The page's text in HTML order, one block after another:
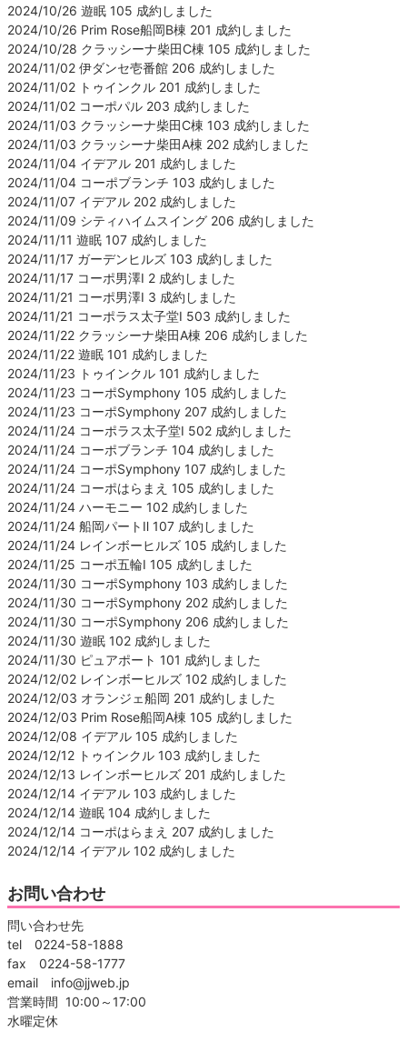
2024/10/26 遊眠 105 成約しました
2024/10/26 Prim Rose船岡B棟 201 成約しました
2024/10/28 クラッシーナ柴田C棟 105 成約しました
2024/11/02 伊ダンセ壱番館 206 成約しました
2024/11/02 トゥインクル 201 成約しました
2024/11/02 コーポパル 203 成約しました
2024/11/03 クラッシーナ柴田C棟 103 成約しました
2024/11/03 クラッシーナ柴田A棟 202 成約しました
2024/11/04 イデアル 201 成約しました
2024/11/04 コーポブランチ 103 成約しました
2024/11/07 イデアル 202 成約しました
2024/11/09 シティハイムスイング 206 成約しました
2024/11/11 遊眠 107 成約しました
2024/11/17 ガーデンヒルズ 103 成約しました
2024/11/17 コーポ男澤Ⅰ 2 成約しました
2024/11/21 コーポ男澤Ⅰ 3 成約しました
2024/11/21 コーポラス太子堂Ⅰ 503 成約しました
2024/11/22 クラッシーナ柴田A棟 206 成約しました
2024/11/22 遊眠 101 成約しました
2024/11/23 トゥインクル 101 成約しました
2024/11/23 コーポSymphony 105 成約しました
2024/11/23 コーポSymphony 207 成約しました
2024/11/24 コーポラス太子堂Ⅰ 502 成約しました
2024/11/24 コーポブランチ 104 成約しました
2024/11/24 コーポSymphony 107 成約しました
2024/11/24 コーポはらまえ 105 成約しました
2024/11/24 ハーモニー 102 成約しました
2024/11/24 船岡パートⅡ 107 成約しました
2024/11/24 レインボーヒルズ 105 成約しました
2024/11/25 コーポ五輪Ⅰ 105 成約しました
2024/11/30 コーポSymphony 103 成約しました
2024/11/30 コーポSymphony 202 成約しました
2024/11/30 コーポSymphony 206 成約しました
2024/11/30 遊眠 102 成約しました
2024/11/30 ピュアポート 101 成約しました
2024/12/02 レインボーヒルズ 102 成約しました
2024/12/03 オランジェ船岡 201 成約しました
2024/12/03 Prim Rose船岡A棟 105 成約しました
2024/12/08 イデアル 105 成約しました
2024/12/12 トゥインクル 103 成約しました
2024/12/13 レインボーヒルズ 201 成約しました
2024/12/14 イデアル 103 成約しました
2024/12/14 遊眠 104 成約しました
2024/12/14 コーポはらまえ 207 成約しました
2024/12/14 イデアル 102 成約しました
お問い合わせ
問い合わせ先
tel 0224-58-1888
fax 0224-58-1777
email info@jjweb.jp
営業時間 10:00～17:00
水曜定休